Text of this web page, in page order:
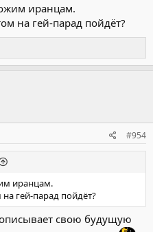
иранцам.
на гей-парад пойдёт?
#954
иранцам.
гей-парад пойдёт?
свою будущую